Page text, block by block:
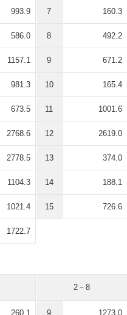
993.9
586.0
1157.1
981.3
673.5
2768.6
2778.5
1104.3
1021.4
1722.7
7 160.3
8 492.2
9 671.2
10 165.4
11 1001.6
12 2619.0
13 374.0
14 188.1
15 726.6
260.1
2－8
9 1273.0